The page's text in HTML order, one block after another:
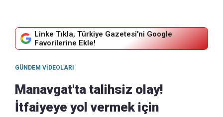
Linke Tıkla, Türkiye Gazetesi'ni Google
Favorilerine Ekle!
GÜNDEM VIDEOLARI
Manavgat'ta talihsiz olay!
İtfaiyeye yol vermek için